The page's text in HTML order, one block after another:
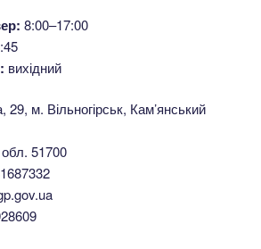
8:00–17:00
вихідний
м. Вільногірськ, Кам’янський
51700